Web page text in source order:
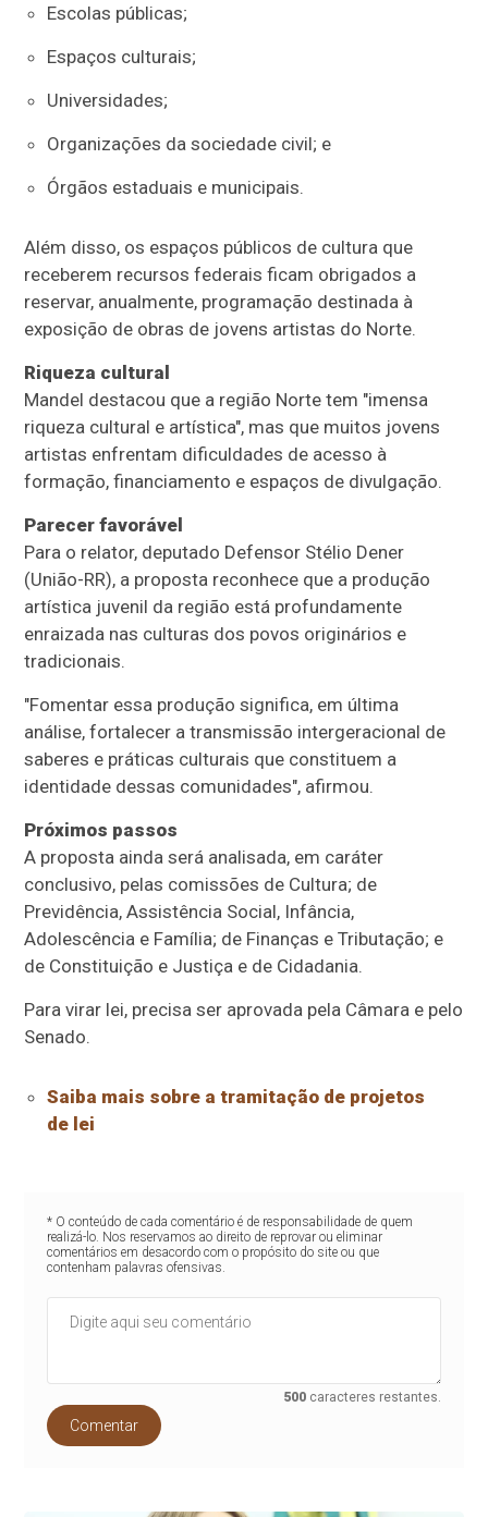
Escolas públicas;
Espaços culturais;
Universidades;
Organizações da sociedade civil; e
Órgãos estaduais e municipais.
Além disso, os espaços públicos de cultura que
receberem recursos federais ficam obrigados a
reservar, anualmente, programação destinada à
exposição de obras de jovens artistas do Norte.
Riqueza cultural
Mandel destacou que a região Norte tem "imensa
riqueza cultural e artística", mas que muitos jovens
artistas enfrentam dificuldades de acesso à
formação, financiamento e espaços de divulgação.
Parecer favorável
Para o relator, deputado Defensor Stélio Dener
(União-RR), a proposta reconhece que a produção
artística juvenil da região está profundamente
enraizada nas culturas dos povos originários e
tradicionais.
"Fomentar essa produção significa, em última
análise, fortalecer a transmissão intergeracional de
saberes e práticas culturais que constituem a
identidade dessas comunidades", afirmou.
Próximos passos
A proposta ainda será analisada, em caráter
conclusivo, pelas comissões de Cultura; de
Previdência, Assistência Social, Infância,
Adolescência e Família; de Finanças e Tributação; e
de Constituição e Justiça e de Cidadania.
Para virar lei, precisa ser aprovada pela Câmara e pelo
Senado.
Saiba mais sobre a tramitação de projetos
de lei
* O conteúdo de cada comentário é de responsabilidade de quem
realizá-lo. Nos reservamos ao direito de reprovar ou eliminar
comentários em desacordo com o propósito do site ou que
contenham palavras ofensivas.
500 caracteres restantes.
Comentar